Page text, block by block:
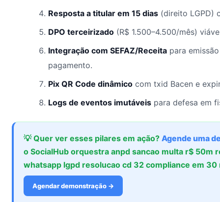
Resposta a titular em 15 dias (direito LGPD)
DPO terceirizado (R$ 1.500–4.500/mês)
Integração com SEFAZ/Receita para
pagamento.
Pix QR Code dinâmico com txid Bacen e
Logs de eventos imutáveis para defesa em
💡 Quer ver esses pilares em ação? Agende uma
o SocialHub orquestra anpd sancao multa r$ 50m
whatsapp lgpd resolucao cd 32 compliance em 30
Agendar demonstração →